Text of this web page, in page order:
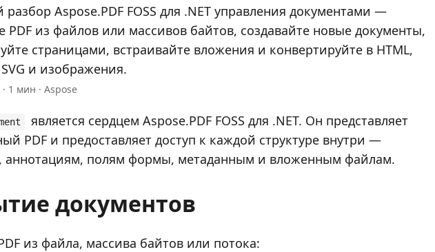
Aspose.PDF FOSS для .NET управления документами —
PDF из файлов или массивов байтов, создавайте новые документы,
страницами, встраивайте вложения и конвертируйте в HTML,
и изображения.
1 мин · Aspose
является сердцем Aspose.PDF FOSS для .NET. Он представляет
PDF и предоставляет доступ к каждой структуре внутри —
аннотациям, полям формы, метаданным и вложенным файлам.
документов
из файла, массива байтов или потока: